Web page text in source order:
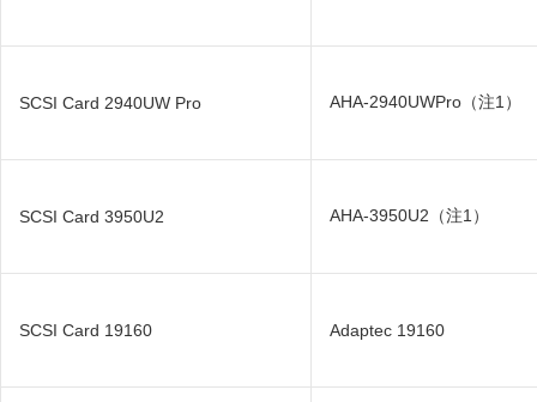
SCSI Card 2940UW Pro AHA-2940UWPro（注1）
SCSI Card 3950U2 AHA-3950U2（注1）
SCSI Card 19160 Adaptec 19160